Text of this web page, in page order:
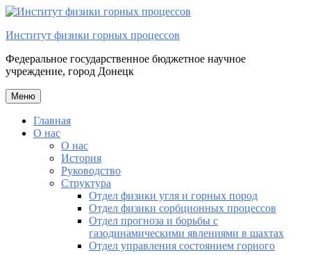
Перейти
содержимому
Институт физики горных процессов
Федеральное государственное бюджетное научное
учреждение, город Донецк
Меню
Главная
О нас
О нас
История
Руководство
Структура
Отдел физики угля и горных пород
Отдел физики сорбционных процессов
Отдел прогноза и борьбы с
газодинамическими явлениями в шахтах
Отдел управления состоянием горного